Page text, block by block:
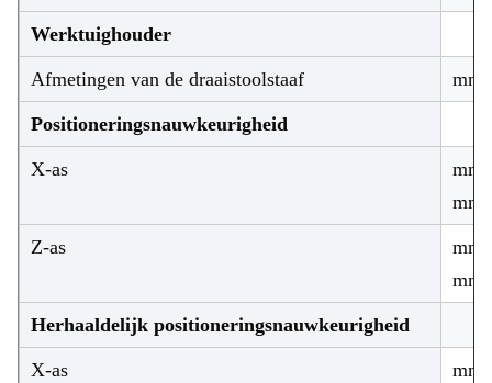
Werktuighouder
Afmetingen van de draaistoolstaaf mm
Positioneringsnauwkeurigheid
X-as
mm/
mm
Z-as
mm/
mm
Herhaaldelijk positioneringsnauwkeurigheid
X-as mm